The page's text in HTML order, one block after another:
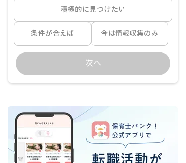
積極的に見つけたい
条件が合えば 今は情報収集のみ
次へ